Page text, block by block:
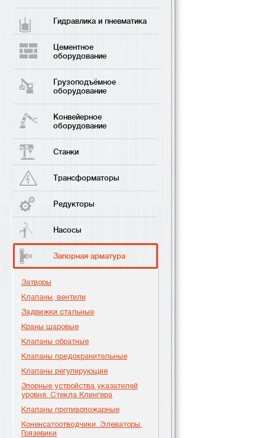
Гидравлика и пневматика
Цементное
оборудование
Грузоподъёмное
оборудование
Конвейерное
оборудование
Станки
Трансформаторы
Редукторы
Насосы
Запорная арматура
Затворы
Клапаны, вентили
Задвижки стальные
Краны шаровые
Клапаны обратные
Клапаны предохранительные
Клапаны регулирующие
Зпорные устройства указателей
уровня. Стекла Клингера
Клапаны противопожарные
Коненсатоотводчики. Элеваторы.
Грязевики